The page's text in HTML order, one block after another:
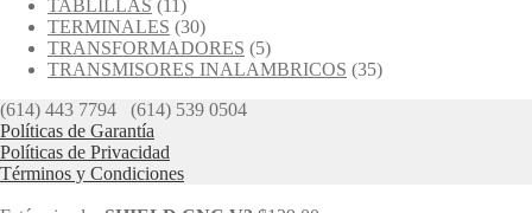
TABLILLAS (11)
TERMINALES (30)
TRANSFORMADORES (5)
TRANSMISORES INALAMBRICOS (35)
(614) 443 7794 (614) 539 0504
Políticas de Garantía
Políticas de Privacidad
Términos y Condiciones